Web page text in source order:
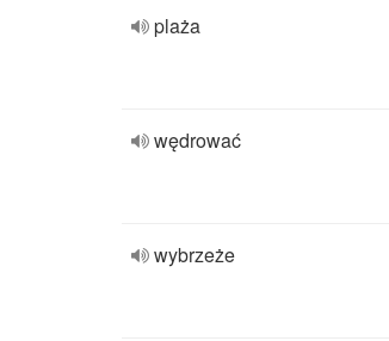
plaża
wędrować
wybrzeże